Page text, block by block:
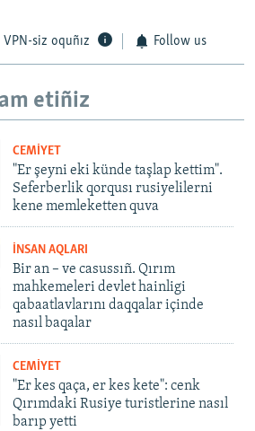
VPN-siz oquñız Follow us
etiñiz
CEMİYET
"Er şeyni eki künde taşlap kettim".
Seferberlik qorqusı rusiyelilerni
kene memleketten quva
İNSAN AQLARI
Bir an – ve casussıñ. Qırım
mahkemeleri devlet hainligi
qabaatlavlarını daqqalar içinde
nasıl baqalar
CEMİYET
"Er kes qaça, er kes kete": cenk
Qırımdaki Rusiye turistlerine nasıl
barıp yetti